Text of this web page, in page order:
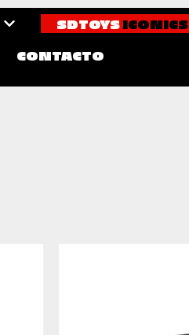
SDTOYS ICONICS
CONTACTO